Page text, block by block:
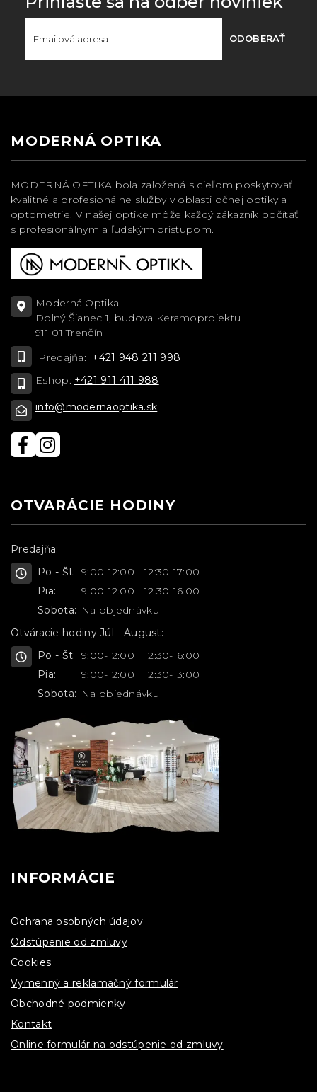
ODOBERAŤ
MODERNÁ OPTIKA
MODERNÁ OPTIKA bola založená s cieľom poskytovať
kvalitné a profesionálne služby v oblasti očnej optiky a
optometrie. V našej optike môže každý zákazník počítať
s profesionálnym a ľudským prístupom.
Moderná Optika
Dolný Šianec 1, budova Keramoprojektu
911 01 Trenčín
Predajňa: +421 948 211 998
Eshop: +421 911 411 988
info@modernaoptika.sk
OTVARÁCIE HODINY
Predajňa:
Po - Št: 9:00-12:00 | 12:30-17:00
Pia:
9:00-12:00 | 12:30-16:00
Sobota: Na objednávku
Otváracie hodiny Júl - August:
Po - Št: 9:00-12:00 | 12:30-16:00
Pia:
9:00-12:00 | 12:30-13:00
Sobota: Na objednávku
INFORMÁCIE
Ochrana osobných údajov
Odstúpenie od zmluvy
Cookies
Vymenný a reklamačný formulár
Obchodné podmienky
Kontakt
Online formulár na odstúpenie od zmluvy